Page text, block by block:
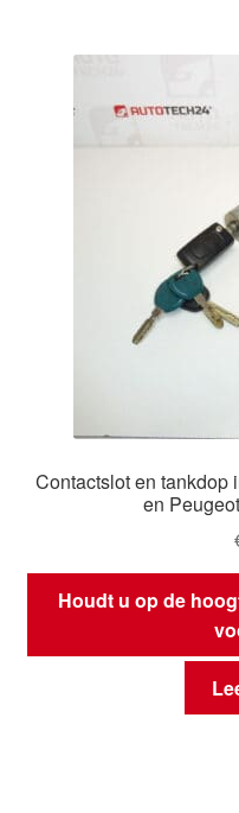
Contactslot en tankdop
en
Houdt u op de